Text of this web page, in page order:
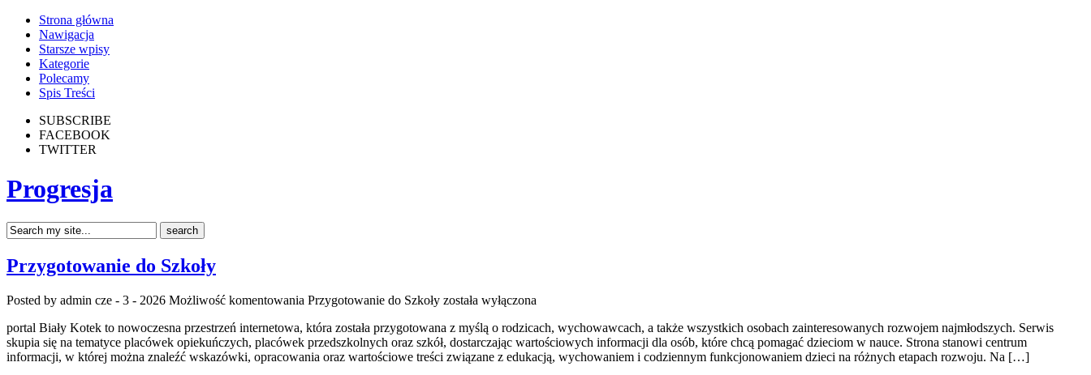
Strona główna
Nawigacja
Starsze wpisy
Kategorie
Polecamy
Spis Treści
SUBSCRIBE
FACEBOOK
TWITTER
Progresja
Przygotowanie do Szkoły
Posted by admin cze - 3 - 2026 Możliwość komentowania Przygotowanie do Szkoły została wyłączona
portal Biały Kotek to nowoczesna przestrzeń internetowa, która została przygotowana z myślą o rodzicach, wychowawcach, a także wszystkich osobach zainteresowanych rozwojem najmłodszych. Serwis
skupia się na tematyce placówek opiekuńczych, placówek przedszkolnych oraz szkół, dostarczając wartościowych informacji dla osób, które chcą pomagać dzieciom w nauce. Strona stanowi centrum
informacji, w której można znaleźć wskazówki, opracowania oraz wartościowe treści związane z edukacją, wychowaniem i codziennym funkcjonowaniem dzieci na różnych etapach rozwoju. Na […]